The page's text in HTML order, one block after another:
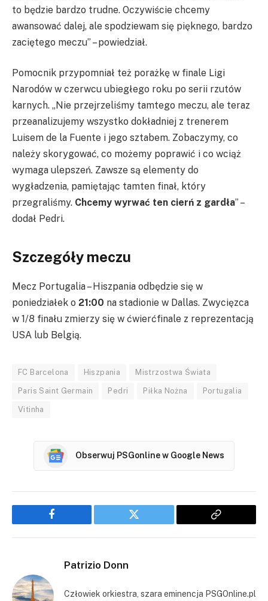
to będzie bardzo trudne. Oczywiście chcemy
awansować dalej, ale spodziewam się pięknego, bardzo
zaciętego meczu” – powiedział.
Pomocnik przypomniał też porażkę w finale Ligi
Narodów w czerwcu ubiegłego roku po serii rzutów
karnych. „Nie przejrzeliśmy tamtego meczu, ale teraz
przeanalizujemy wszystko dokładniej z trenerem
Luisem de la Fuente i jego sztabem. Zobaczymy, co
należy skorygować, co możemy poprawić i co wciąż
wymaga ulepszeń. Zawsze są elementy do
wygładzenia, pamiętając tamten finał, który
przegraliśmy. Chcemy wyrwać ten cierń z gardła” –
dodał Pedri.
Szczegóły meczu
Mecz Portugalia – Hiszpania odbędzie się w
poniedziałek o 21:00 na stadionie w Dallas. Zwycięzca
w 1/8 finału zmierzy się w ćwierćfinale z reprezentacją
USA lub Belgią.
FC Barcelona Hiszpania Mistrzostwa Świata
Paris Saint Germain Pedri Piłka Nożna Portugalia
Vitinha
Obserwuj PSGonline w Google News
Facebook Twitter
Copy
Patrizio Donn
Człowiek orkiestra, szara eminencja PSGOnline.pl